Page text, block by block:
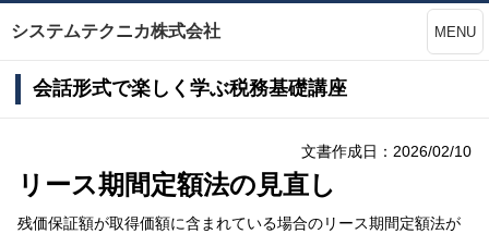
システムテクニカ株式会社 MENU
会話形式で楽しく学ぶ税務基礎講座
文書作成日：2026/02/10
リース期間定額法の見直し
残価保証額が取得価額に含まれている場合のリース期間定額法が